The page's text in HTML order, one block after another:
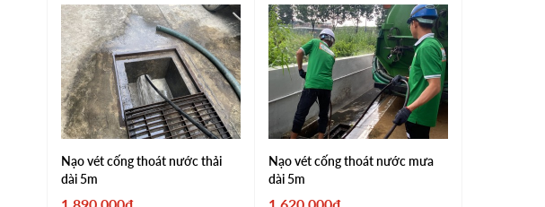
Nạo vét cống thoát nước thải
dài 5m
Nạo vét cống thoát nước mưa
dài 5m